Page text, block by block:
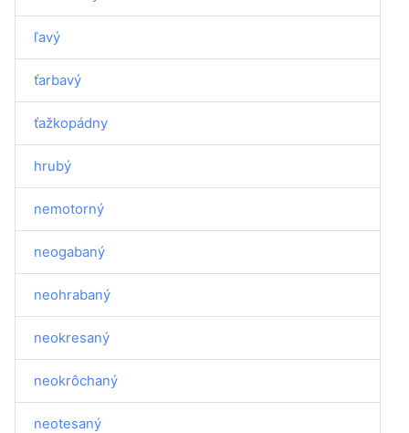
ľavý
ťarbavý
ťažkopádny
hrubý
nemotorný
neogabaný
neohrabaný
neokresaný
neokrôchaný
neotesaný